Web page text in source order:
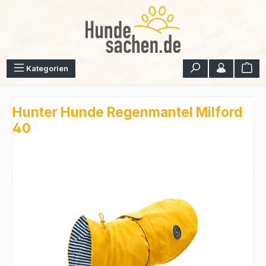
Kategorien
Hunter Hunde Regenmantel Milford
40